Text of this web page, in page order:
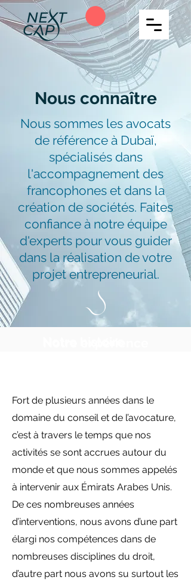
Nous connaître
Nous sommes les avocats
de référence à Dubaï,
spécialisés dans
l'accompagnement des
francophones et dans la
création de sociétés. Faites
confiance à notre équipe
d'experts pour vous guider
dans la réalisation de votre
projet entrepreneurial.
Fort de plusieurs années dans le
domaine du conseil et de l’avocature,
c’est à travers le temps que nos
activités se sont accrues autour du
monde et que nous sommes appelés
à intervenir aux Émirats Arabes Unis.
De ces nombreuses années
d’interventions, nous avons d’une part
élargi nos compétences dans de
nombreuses disciplines du droit,
d’autre part nous avons su surtout les